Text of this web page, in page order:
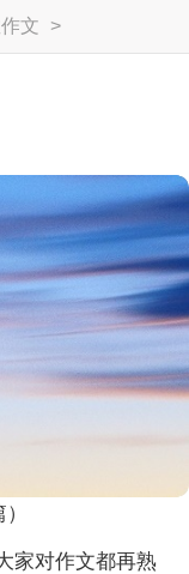
文 >
家对作文都再熟